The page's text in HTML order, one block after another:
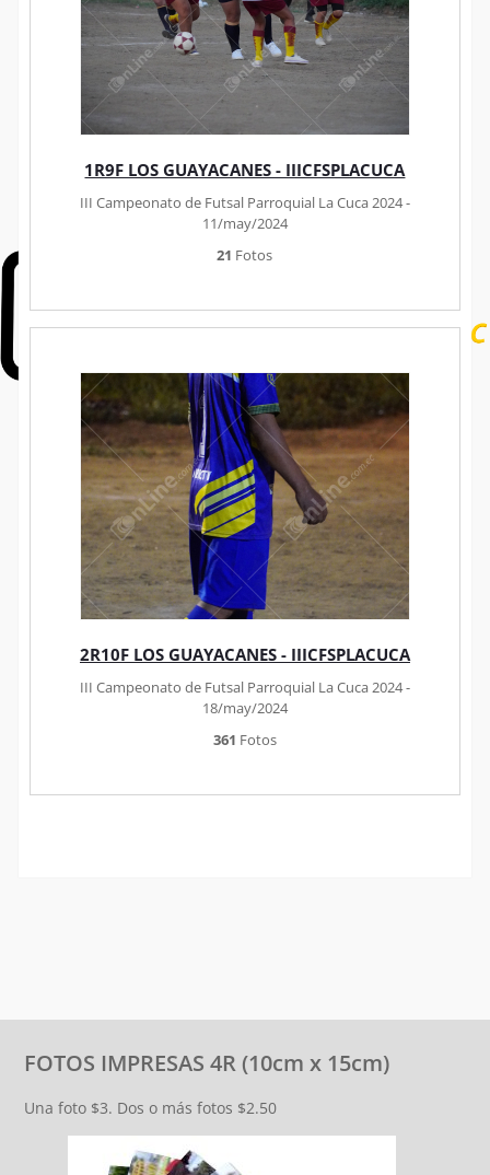
1R9F LOS GUAYACANES - IIICFSPLACUCA
III Campeonato de Futsal Parroquial La Cuca 2024 -
11/may/2024
21 Fotos
2R10F LOS GUAYACANES - IIICFSPLACUCA
III Campeonato de Futsal Parroquial La Cuca 2024 -
18/may/2024
361 Fotos
FOTOS IMPRESAS 4R (10cm x 15cm)
Una foto $3. Dos o más fotos $2.50